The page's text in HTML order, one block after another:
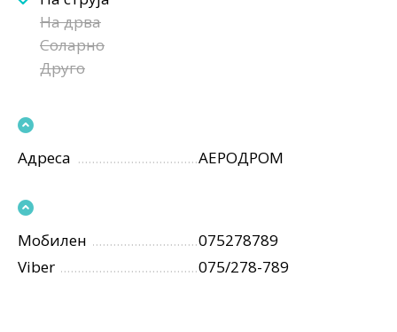
На дрва
Соларно
Друго
Адреса АЕРОДРОМ
Мобилен
075278789
Viber
075/278-789